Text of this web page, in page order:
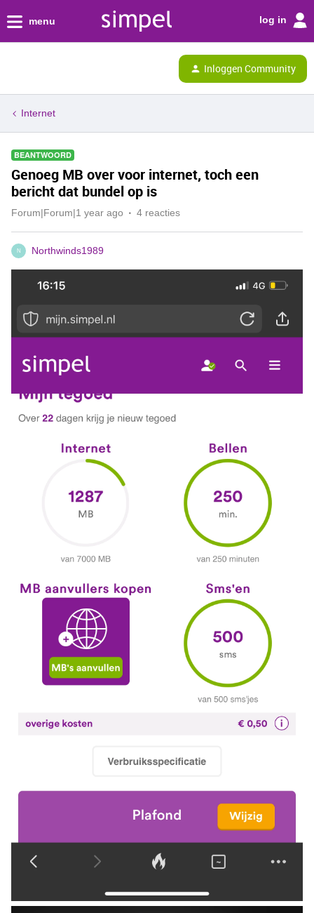
menu log in
Inloggen Community
Internet
BEANTWOORD
Genoeg MB over voor internet, toch een
bericht dat bundel op is
Forum|Forum|1 year ago 4 reacties
N Northwinds1989